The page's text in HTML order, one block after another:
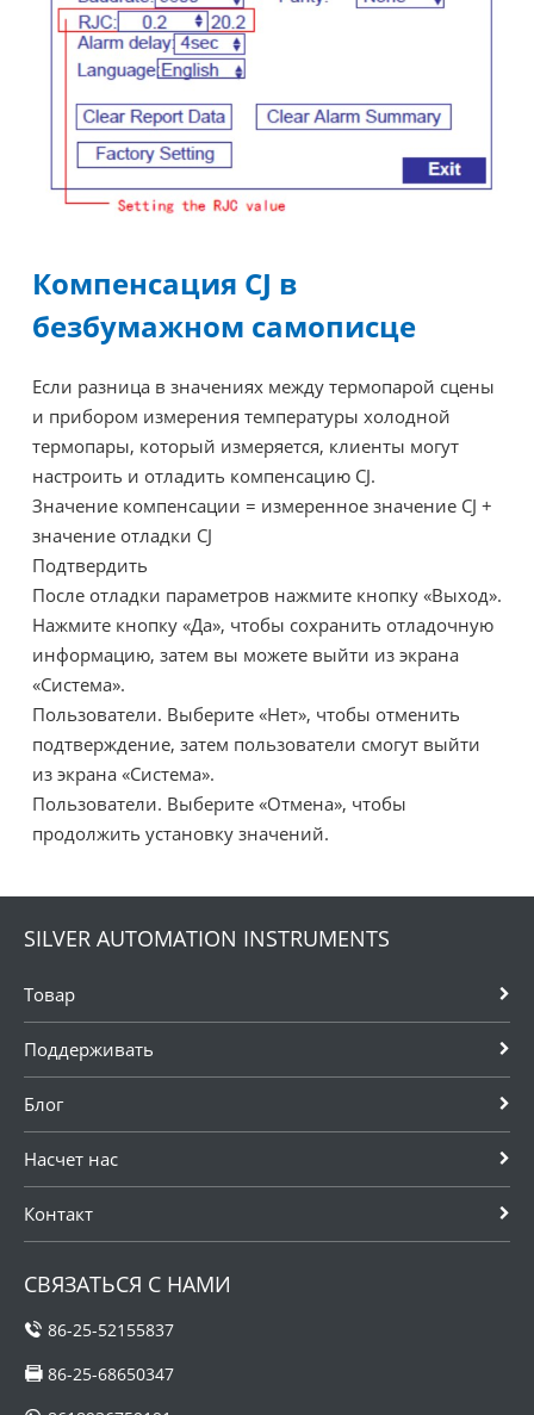
Компенсация CJ в
безбумажном самописце
Если разница в значениях между термопарой сцены
и прибором измерения температуры холодной
термопары, который измеряется, клиенты могут
настроить и отладить компенсацию CJ.
Значение компенсации = измеренное значение CJ +
значение отладки CJ
Подтвердить
После отладки параметров нажмите кнопку «Выход».
Нажмите кнопку «Да», чтобы сохранить отладочную
информацию, затем вы можете выйти из экрана
«Система».
Пользователи. Выберите «Нет», чтобы отменить
подтверждение, затем пользователи смогут выйти
из экрана «Система».
Пользователи. Выберите «Отмена», чтобы
продолжить установку значений.
SILVER AUTOMATION INSTRUMENTS
Товар
Поддерживать
Блог
Насчет нас
Контакт
СВЯЗАТЬСЯ С НАМИ
86-25-52155837
86-25-68650347